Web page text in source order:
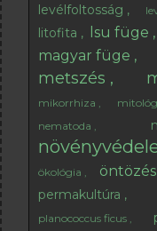
levélfoltosság
litofita
lsu füge
magyar füge
metszés
mikorrhiza
nematoda
ökológia
öntözés
permakultúra
planococcus ficus